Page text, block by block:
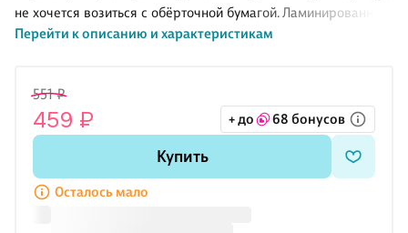
не хочется возиться с обёрточной бумагой. Ламинированная
бумага выглядит нарядно и практична: пакет лучше держит
взрослых.
Перейти к описанию и характеристикам
551 ₽
459 ₽ + до 68 бонусов
Купить
Осталось мало